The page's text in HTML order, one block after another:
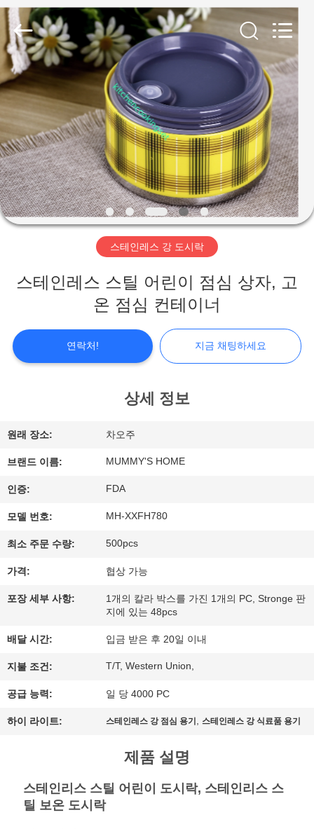
집
제
품
동
영
쇼
에
대
하
여
공
장
품
질
2026
Beijing
Silk
Road
Enterprise
Management
Services
Co.,LTD.
All
Rights
Reserved.
Developed
by
스테인레스 강 도시락
스테인레스 스틸 어린이 점심 상자, 고
온 점심 컨테이너
연락처! 지금 채팅하세요
상세 정보
원래 장소: 차오주
브랜드 이름: MUMMY'S HOME
인증: FDA
모델 번호: MH-XXFH780
최소 주문 수량: 500pcs
가격: 협상 가능
포장 세부 사항:
1개의 칼라 박스를 가진 1개의 PC, Stronge 판
지에 있는 48pcs
배달 시간: 입금 받은 후 20일 이내
지불 조건: T/T, Western Union,
공급 능력: 일 당 4000 PC
하이 라이트: 스테인레스 강 점심 용기 스테인레스 강 식료품 용기
제품 설명
스테인리스 스틸 어린이 도시락, 스테인리스 스
틸 보온 도시락